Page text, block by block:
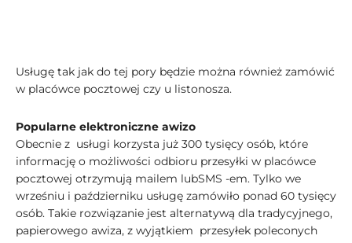
Usługę tak jak do tej pory będzie można również zamówić
w placówce pocztowej czy u listonosza.
Popularne elektroniczne awizo
Obecnie z usługi korzysta już 300 tysięcy osób, które
informację o możliwości odbioru przesyłki w placówce
pocztowej otrzymują mailem lubSMS -em. Tylko we
wrześniu i październiku usługę zamówiło ponad 60 tysięcy
osób. Takie rozwiązanie jest alternatywą dla tradycyjnego,
papierowego awiza, z wyjątkiem przesyłek poleconych